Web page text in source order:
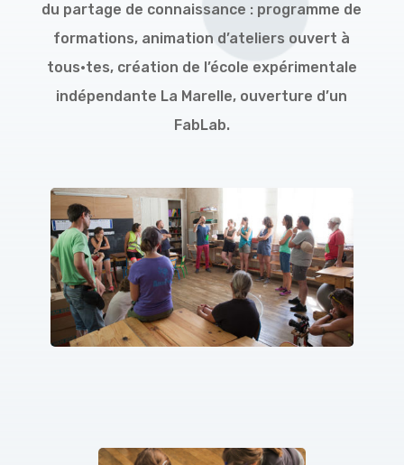
du partage de connaissance : programme de
formations, animation d’ateliers ouvert à
tous·tes, création de l’école expérimentale
indépendante La Marelle, ouverture d’un
FabLab.